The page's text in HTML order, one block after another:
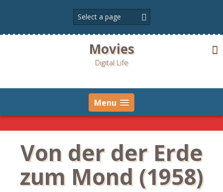
Movies
Digital Life
Menu
Von der der Erde
zum Mond (1958)